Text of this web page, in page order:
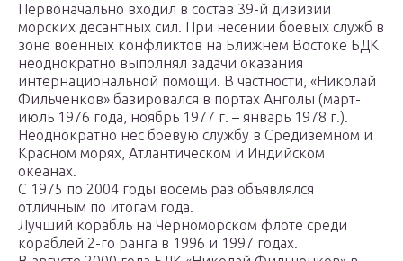
Первоначально входил в состав 39-й дивизии
морских десантных сил. При несении боевых служб в
зоне военных конфликтов на Ближнем Востоке БДК
неоднократно выполнял задачи оказания
интернациональной помощи. В частности, «Николай
Фильченков» базировался в портах Анголы (март-
июль 1976 года, ноябрь 1977 г. – январь 1978 г.).
Неоднократно нес боевую службу в Средиземном и
Красном морях, Атлантическом и Индийском
океанах.
С 1975 по 2004 годы восемь раз объявлялся
отличным по итогам года.
Лучший корабль на Черноморском флоте среди
кораблей 2-го ранга в 1996 и 1997 годах.